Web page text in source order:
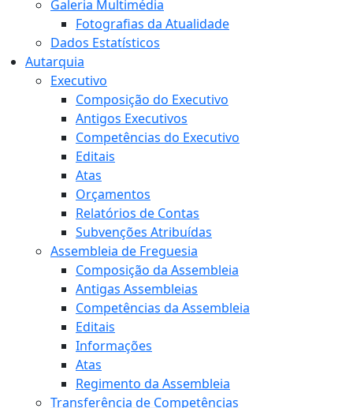
Galeria Multimédia
Fotografias da Atualidade
Dados Estatísticos
Autarquia
Executivo
Composição do Executivo
Antigos Executivos
Competências do Executivo
Editais
Atas
Orçamentos
Relatórios de Contas
Subvenções Atribuídas
Assembleia de Freguesia
Composição da Assembleia
Antigas Assembleias
Competências da Assembleia
Editais
Informações
Atas
Regimento da Assembleia
Transferência de Competências